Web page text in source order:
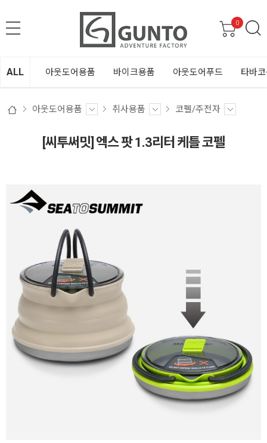
0
ALL 아웃도어용품 바이크용품 아웃도어푸드 타바
아웃도어용품 취사용품 코펠/주전자
[씨투써밋] 엑스 팟 1.3리터 케틀 코펠